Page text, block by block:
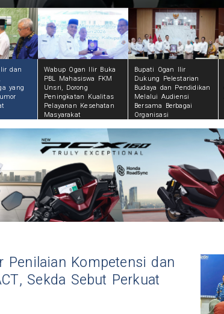
dan
yang
Wabup Ogan Ilir Buka
PBL Mahasiswa FKM
Unsri, Dorong
Peningkatan Kualitas
Pelayanan Kesehatan
Masyarakat
Bupati Ogan Ilir
Dukung Pelestarian
Budaya dan Pendidikan
Melalui Audiensi
Bersama Berbagai
Organisasi
Penilaian Kompetensi dan
Sekda Sebut Perkuat